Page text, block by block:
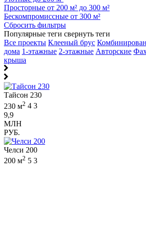
Просторные от 200 м² до 300 м²
Бескомпромиссные от 300 м²
Сбросить фильтры
Популярные теги свернуть теги
Все проекты Клееный брус
дома 1-этажные 2-этажные Авторские
крыша
Тайсон 230
230 м2 4 3
9,9
МЛН
РУБ.
Челси 200
200 м2 5 3